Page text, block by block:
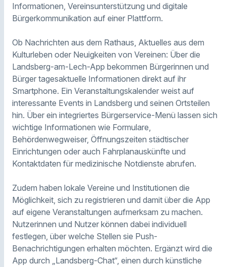
Informationen, Vereinsunterstützung und digitale
Bürgerkommunikation auf einer Plattform.
Ob Nachrichten aus dem Rathaus, Aktuelles aus dem
Kulturleben oder Neuigkeiten von Vereinen: Über die
Landsberg-am-Lech-App bekommen Bürgerinnen und
Bürger tagesaktuelle Informationen direkt auf ihr
Smartphone. Ein Veranstaltungskalender weist auf
interessante Events in Landsberg und seinen Ortsteilen
hin. Über ein integriertes Bürgerservice-Menü lassen sich
wichtige Informationen wie Formulare,
Behördenwegweiser, Öffnungszeiten städtischer
Einrichtungen oder auch Fahrplanauskünfte und
Kontaktdaten für medizinische Notdienste abrufen.
Zudem haben lokale Vereine und Institutionen die
Möglichkeit, sich zu registrieren und damit über die App
auf eigene Veranstaltungen aufmerksam zu machen.
Nutzerinnen und Nutzer können dabei individuell
festlegen, über welche Stellen sie Push-
Benachrichtigungen erhalten möchten. Ergänzt wird die
App durch „Landsberg-Chat“, einen durch künstliche